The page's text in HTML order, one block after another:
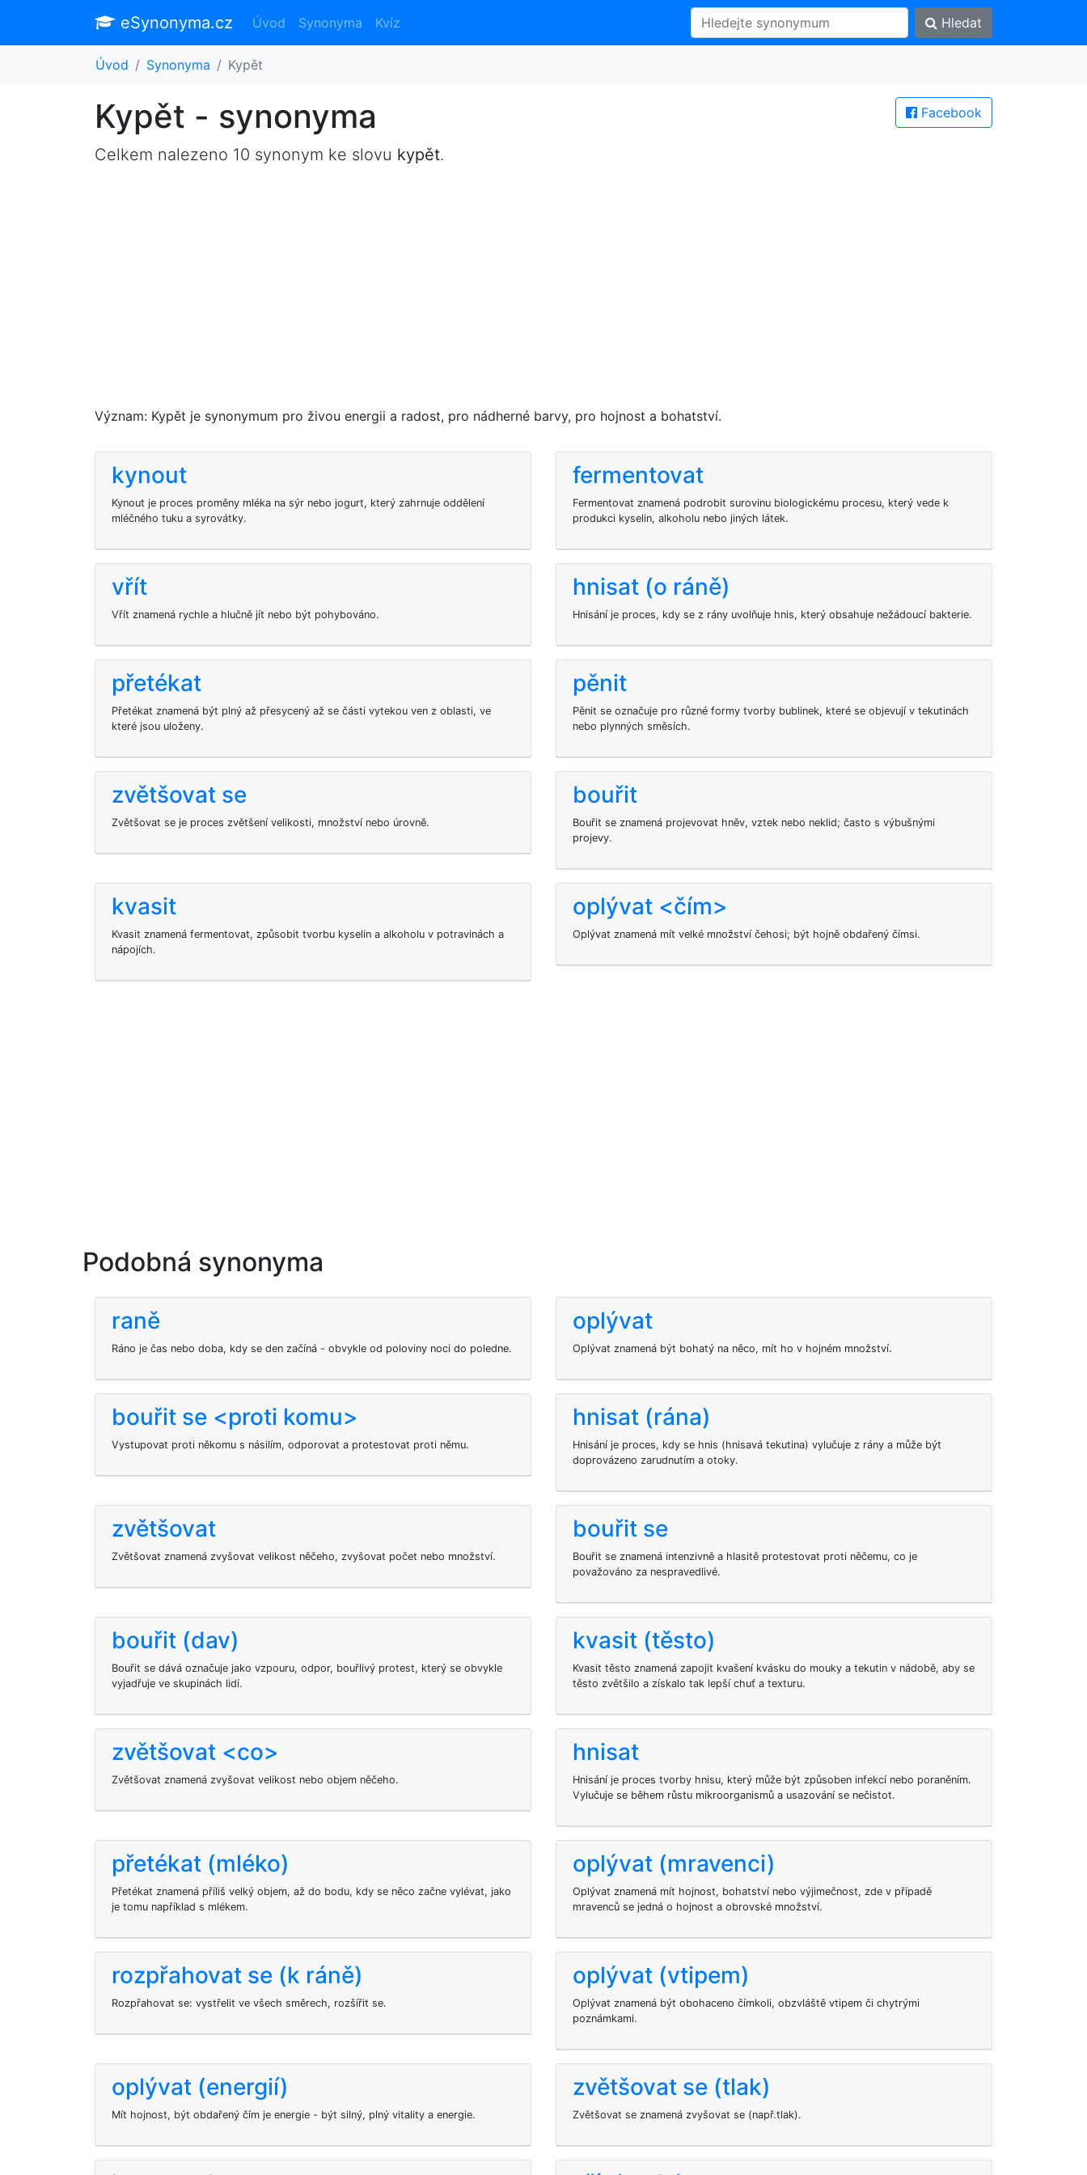
eSynonyma.cz Úvod Synonyma Kvíz Hledat
Úvod Synonyma Kypět
Facebook
Kypět - synonyma
Celkem nalezeno 10 synonym ke slovu kypět.
Význam: Kypět je synonymum pro živou energii a radost, pro nádherné barvy, pro hojnost a bohatství.
kynout
Kynout je proces proměny mléka na sýr nebo jogurt, který zahrnuje oddělení
mléčného tuku a syrovátky.
fermentovat
Fermentovat znamená podrobit surovinu biologickému procesu, který vede k
produkci kyselin, alkoholu nebo jiných látek.
vřít
Vřít znamená rychle a hlučně jít nebo být pohybováno.
hnisat (o ráně)
Hnisání je proces, kdy se z rány uvolňuje hnis, který obsahuje nežádoucí bakterie.
přetékat
Přetékat znamená být plný až přesycený až se části vytekou ven z oblasti, ve
které jsou uloženy.
pěnit
Pěnit se označuje pro různé formy tvorby bublinek, které se objevují v tekutinách
nebo plynných směsích.
zvětšovat se
Zvětšovat se je proces zvětšení velikosti, množství nebo úrovně.
bouřit
Bouřit se znamená projevovat hněv, vztek nebo neklid; často s výbušnými
projevy.
kvasit
Kvasit znamená fermentovat, způsobit tvorbu kyselin a alkoholu v potravinách a
nápojích.
oplývat <čím>
Oplývat znamená mít velké množství čehosi; být hojně obdařený čímsi.
Podobná synonyma
raně
Ráno je čas nebo doba, kdy se den začíná - obvykle od poloviny noci do poledne.
oplývat
Oplývat znamená být bohatý na něco, mít ho v hojném množství.
bouřit se <proti komu>
Vystupovat proti někomu s násilím, odporovat a protestovat proti němu.
hnisat (rána)
Hnisání je proces, kdy se hnis (hnisavá tekutina) vylučuje z rány a může být
doprovázeno zarudnutím a otoky.
zvětšovat
Zvětšovat znamená zvyšovat velikost něčeho, zvyšovat počet nebo množství.
bouřit se
Bouřit se znamená intenzivně a hlasitě protestovat proti něčemu, co je
považováno za nespravedlivé.
bouřit (dav)
Bouřit se dává označuje jako vzpouru, odpor, bouřlivý protest, který se obvykle
vyjadřuje ve skupinách lidí.
kvasit (těsto)
Kvasit těsto znamená zapojit kvašení kvásku do mouky a tekutin v nádobě, aby se
těsto zvětšilo a získalo tak lepší chuť a texturu.
zvětšovat <co>
Zvětšovat znamená zvyšovat velikost nebo objem něčeho.
hnisat
Hnisání je proces tvorby hnisu, který může být způsoben infekcí nebo poraněním.
Vylučuje se během růstu mikroorganismů a usazování se nečistot.
přetékat (mléko)
Přetékat znamená příliš velký objem, až do bodu, kdy se něco začne vylévat, jako
je tomu například s mlékem.
oplývat (mravenci)
Oplývat znamená mít hojnost, bohatství nebo výjimečnost, zde v případě
mravenců se jedná o hojnost a obrovské množství.
rozpřahovat se (k ráně)
Rozpřahovat se: vystřelit ve všech směrech, rozšířit se.
oplývat (vtipem)
Oplývat znamená být obohaceno čímkoli, obzvláště vtipem či chytrými
poznámkami.
oplývat (energií)
Mít hojnost, být obdařený čím je energie - být silný, plný vitality a energie.
zvětšovat se (tlak)
Zvětšovat se znamená zvyšovat se (např.tlak).